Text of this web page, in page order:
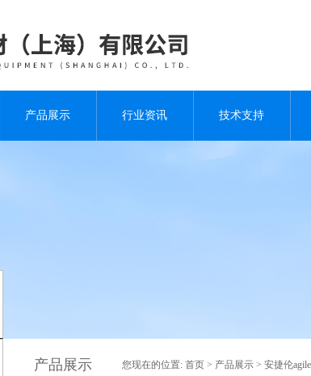
产品展示 行业资讯 技术支持
产品展示 您现在的位置: 首页 > 产品展示 > 安捷伦